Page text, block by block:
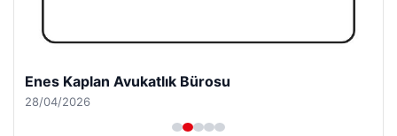
Enes Kaplan Avukatlık Bürosu
28/04/2026